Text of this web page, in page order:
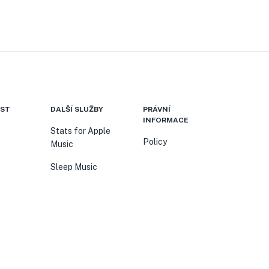
DALŠÍ SLUŽBY
Stats for Apple
Music
Sleep Music
PRÁVNÍ
INFORMACE
Policy